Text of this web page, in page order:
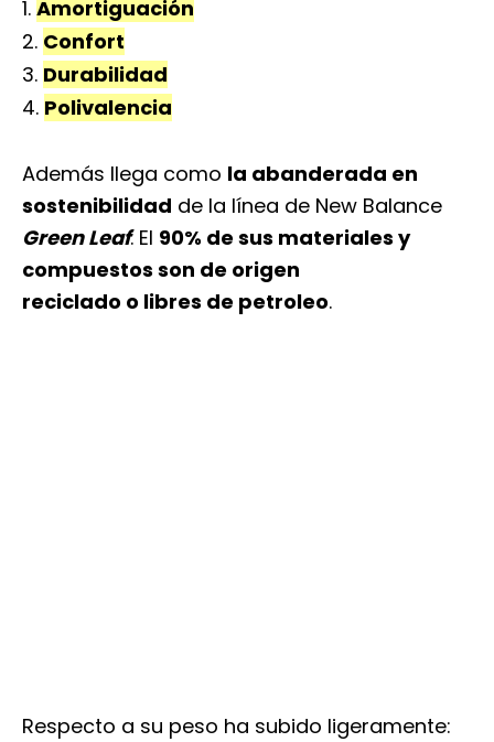
Amortiguación
Confort
Durabilidad
Polivalencia
Además llega como la abanderada en
sostenibilidad de la línea de New Balance
Green Leaf. El 90% de sus materiales y
compuestos son de origen
reciclado o libres de petroleo.
Respecto a su peso ha subido ligeramente: